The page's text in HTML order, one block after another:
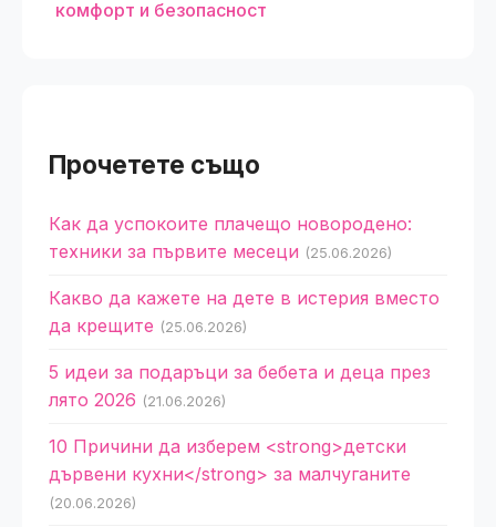
комфорт и безопасност
Прочетете също
Как да успокоите плачещо новородено:
техники за първите месеци (25.06.2026)
Какво да кажете на дете в истерия вместо
да крещите (25.06.2026)
5 идеи за подаръци за бебета и деца през
лято 2026 (21.06.2026)
10 Причини да изберем <strong>детски
дървени кухни</strong> за малчуганите
(20.06.2026)